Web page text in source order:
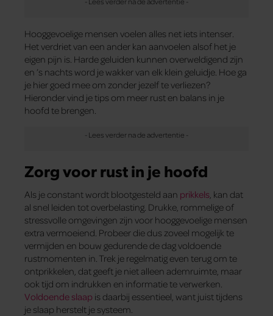
Hooggevoelige mensen voelen alles net iets intenser.
Het verdriet van een ander kan aanvoelen alsof het je
eigen pijn is. Harde geluiden kunnen overweldigend zijn
en ’s nachts word je wakker van elk klein geluidje. Hoe ga
je hier goed mee om zonder jezelf te verliezen?
Hieronder vind je tips om meer rust en balans in je
hoofd te brengen.
Zorg voor rust in je hoofd
Als je constant wordt blootgesteld aan prikkels , kan dat
al snel leiden tot overbelasting. Drukke, rommelige of
stressvolle omgevingen zijn voor hooggevoelige mensen
extra vermoeiend. Probeer die dus zoveel mogelijk te
vermijden en bouw gedurende de dag voldoende
rustmomenten in. Trek je regelmatig even terug om te
ontprikkelen, dat geeft je niet alleen ademruimte, maar
ook tijd om indrukken en informatie te verwerken.
Voldoende slaap is daarbij essentieel, want juist tijdens
je slaap herstelt je systeem.